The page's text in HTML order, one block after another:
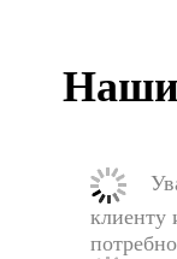
Наши
клиенту